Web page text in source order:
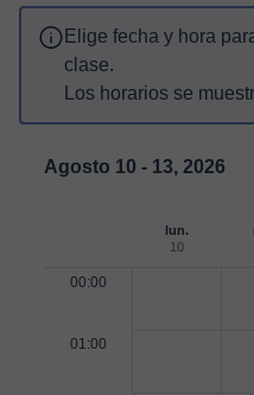
Elige fecha y hora
clase.
Los horarios se
Agosto 10 - 13, 2026
lun.
10
00:00
01:00